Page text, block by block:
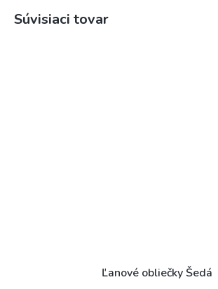
Súvisiaci tovar
Ľanové obliečky Šedá